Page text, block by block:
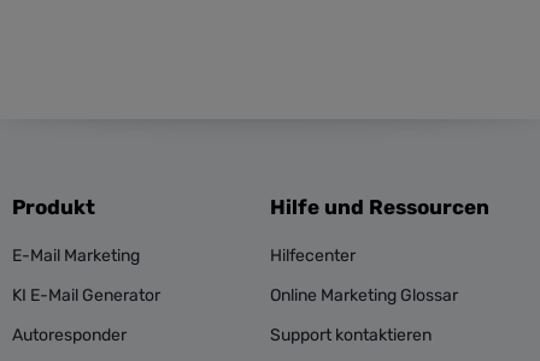
Produkt
E-Mail Marketing
KI E-Mail Generator
Autoresponder
Hilfe und Ressourcen
Hilfecenter
Online Marketing Glossar
Support kontaktieren